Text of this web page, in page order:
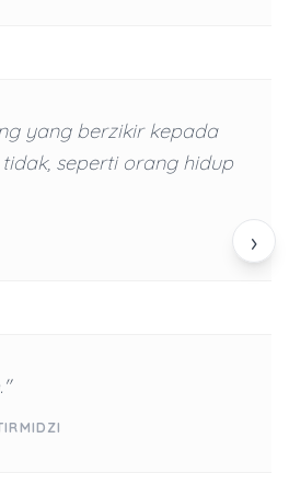
›
yang berzikir kepada
seperti orang hidup